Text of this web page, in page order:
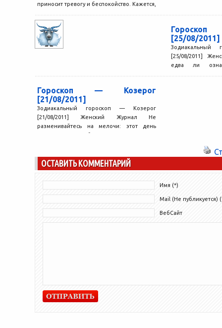
приносит тревогу и беспокойство. Кажется,
[25/08/2011]
Зодиакальный
[25/08/2011]
едва ли
Гороскоп — Козерог
[21/08/2011]
Зодиакальный гороскоп — Козерог
[21/08/2011] Женский Журнал Не
разменивайтесь на мелочи: этот день
создан для больших планов и
ОСТАВИТЬ КОММЕНТАРИЙ
Имя (*)
Mail (Не публикуется)
ВебСайт